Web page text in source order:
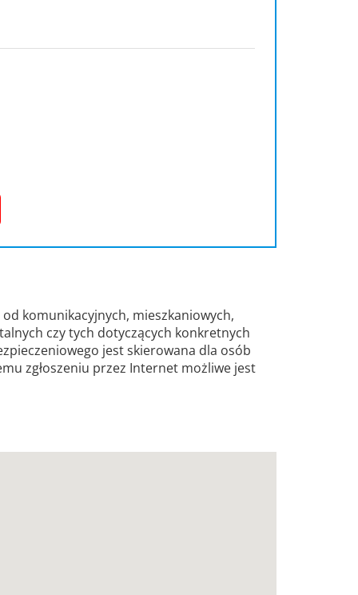
komunikacyjnych, mieszkaniowych,
czy tych dotyczących konkretnych
jest skierowana dla osób
zgłoszeniu przez Internet możliwe jest